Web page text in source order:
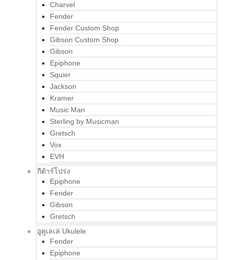
Charvel
Fender
Fender Custom Shop
Gibson Custom Shop
Gibson
Epiphone
Squier
Jackson
Kramer
Music Man
Sterling by Musicman
Gretsch
Vox
EVH
กีต้าร์โปร่ง
Epiphone
Fender
Gibson
Gretsch
อูคูเลเล่ Ukulele
Fender
Epiphone